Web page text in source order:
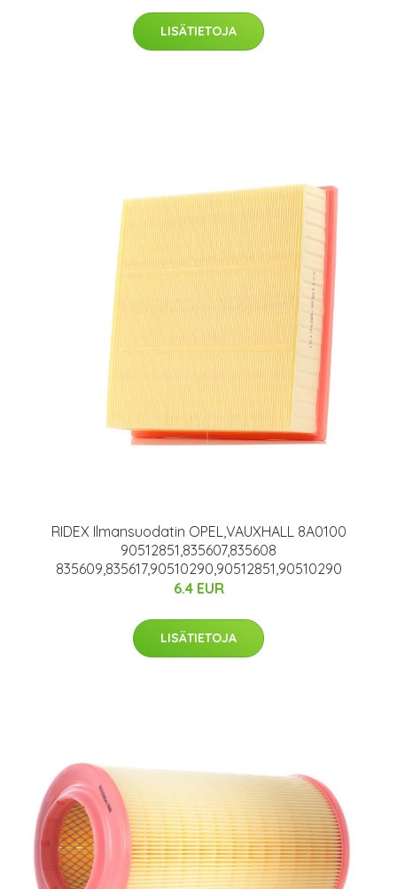
LISÄTIETOJA
RIDEX Ilmansuodatin OPEL,VAUXHALL 8A0100
90512851,835607,835608
835609,835617,90510290,90512851,90510290
6.4 EUR
LISÄTIETOJA